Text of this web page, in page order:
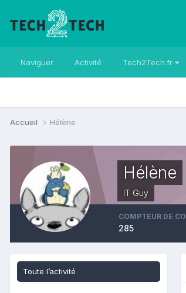
Naviguer Activité Tech2Tech.fr
Accueil Hélène
Hélène
IT Guy
COMPTEUR DE
285
Toute l’activité